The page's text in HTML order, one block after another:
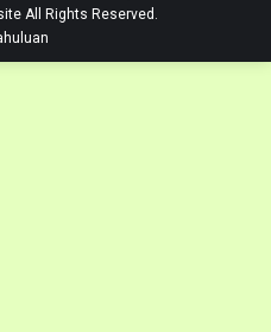
All Rights Reserved.